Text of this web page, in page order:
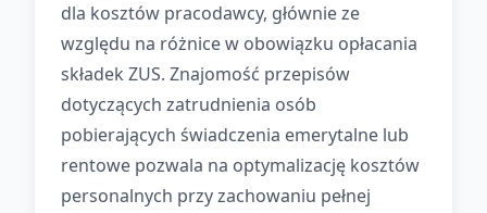
dla kosztów pracodawcy, głównie ze
względu na różnice w obowiązku opłacania
składek ZUS. Znajomość przepisów
dotyczących zatrudnienia osób
pobierających świadczenia emerytalne lub
rentowe pozwala na optymalizację kosztów
personalnych przy zachowaniu pełnej